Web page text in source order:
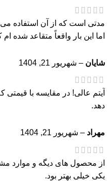
مدتی است که از آن استفاده
اما این بار واقعاً متقاعد شده
شایان – شهریور 21, 1404
آیتم عالی! در مقایسه با قیمتی
دهد.
مهراد – شهریور 21, 1404
از محصول های دیگه و موارد
یکی خیلی بهتر بود.